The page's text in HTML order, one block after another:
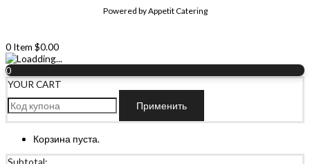
Powered by Appetit Catering
0 Item $0.00
0
YOUR CART
Применить
Корзина пуста.